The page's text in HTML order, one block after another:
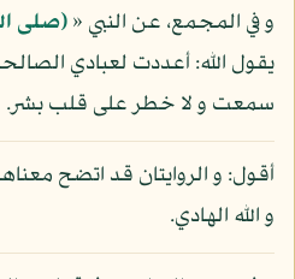
و في المجمع، عن النبي «(صلى
يقول الله: أعددت لعبادي
سمعت و لا خطر على قلب بشر.
أقول: و الروايتان قد اتضح
و الله الهادي.